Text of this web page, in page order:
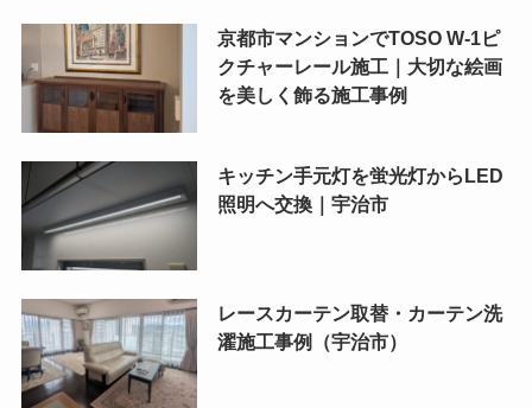
京都市マンションでTOSO W-1ピ
クチャーレール施工｜大切な絵画
を美しく飾る施工事例
キッチン手元灯を蛍光灯からLED
照明へ交換｜宇治市
レースカーテン取替・カーテン洗
濯施工事例（宇治市）